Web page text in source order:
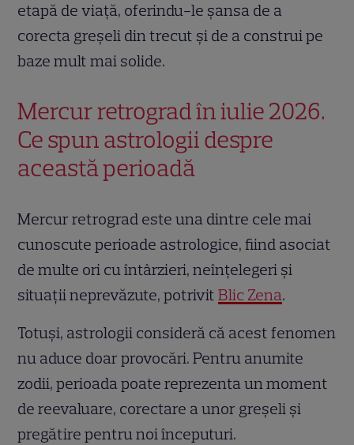
etapă de viață, oferindu-le șansa de a
corecta greșeli din trecut și de a construi pe
baze mult mai solide.
Mercur retrograd în iulie 2026.
Ce spun astrologii despre
această perioadă
Mercur retrograd este una dintre cele mai
cunoscute perioade astrologice, fiind asociat
de multe ori cu întârzieri, neînțelegeri și
situații neprevăzute, potrivitBlic Zena.
Totuși, astrologii consideră că acest fenomen
nu aduce doar provocări. Pentru anumite
zodii, perioada poate reprezenta un moment
de reevaluare, corectare a unor greșeli și
pregătire pentru noi începuturi.